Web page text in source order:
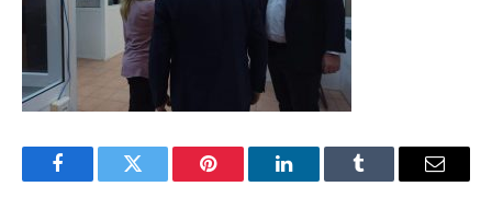
FacebookTwitter Pinterest LinkedInTumblr Email